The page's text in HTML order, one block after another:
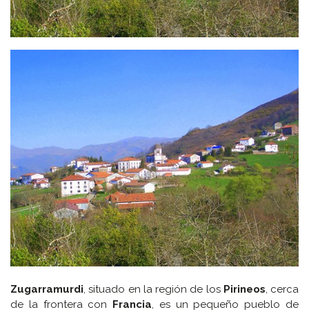
Zugarramurdi, situado en la región de los Pirineos, cerca
de la frontera con Francia, es un pequeño pueblo de